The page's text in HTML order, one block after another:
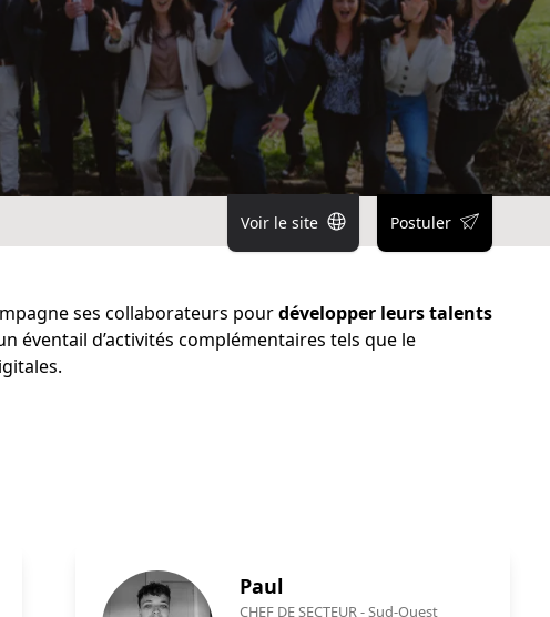
Voir le site Postuler
ses collaborateurs pourdévelopper leurs talents
éventail d’activités complémentaires tels que le
Paul
CHEF DE SECTEUR-Sud-Ouest